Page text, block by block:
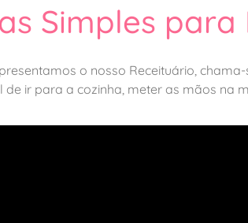
Simples para
o nosso Receituário, chama-
ir para a cozinha, meter as mãos na